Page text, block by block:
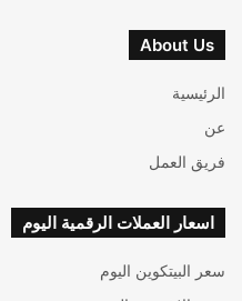
About Us
الرئيسية
عن
فريق العمل
اسعار العملات الرقمية اليوم
سعر البيتكوين اليوم